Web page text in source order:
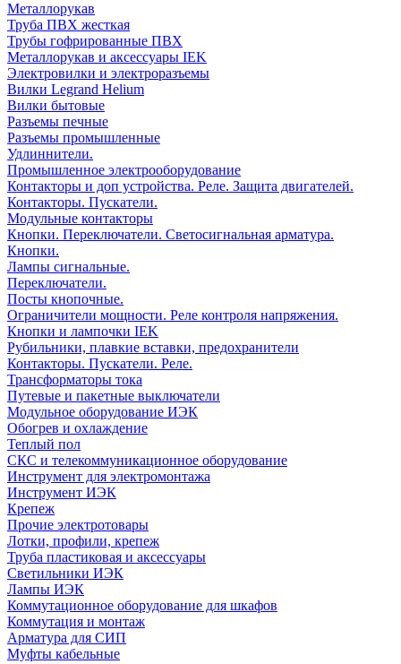
Металлорукав
Труба ПВХ жесткая
Трубы гофрированные ПВХ
Металлорукав и аксессуары IEK
Электровилки и электроразъемы
Вилки Legrand Helium
Вилки бытовые
Разъемы печные
Разъемы промышленные
Удлиннители.
Промышленное электрооборудование
Контакторы и доп устройства. Реле. Защита двигателей.
Контакторы. Пускатели.
Модульные контакторы
Кнопки. Переключатели. Светосигнальная арматура.
Кнопки.
Лампы сигнальные.
Переключатели.
Посты кнопочные.
Ограничители мощности. Реле контроля напряжения.
Кнопки и лампочки IEK
Рубильники, плавкие вставки, предохранители
Контакторы. Пускатели. Реле.
Трансформаторы тока
Путевые и пакетные выключатели
Модульное оборудование ИЭК
Обогрев и охлаждение
Теплый пол
СКС и телекоммуникационное оборудование
Инструмент для электромонтажа
Инструмент ИЭК
Крепеж
Прочие электротовары
Лотки, профили, крепеж
Труба пластиковая и аксессуары
Светильники ИЭК
Лампы ИЭК
Коммутационное оборудование для шкафов
Коммутация и монтаж
Арматура для СИП
Муфты кабельные